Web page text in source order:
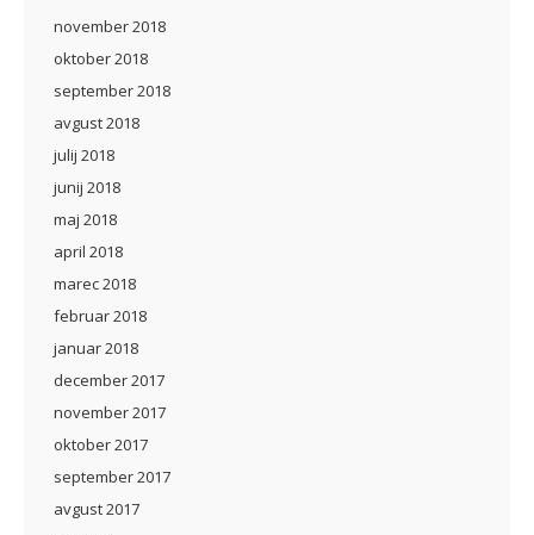
november 2018
oktober 2018
september 2018
avgust 2018
julij 2018
junij 2018
maj 2018
april 2018
marec 2018
februar 2018
januar 2018
december 2017
november 2017
oktober 2017
september 2017
avgust 2017